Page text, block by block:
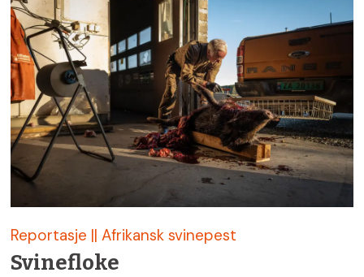
Reportasje || Afrikansk svinepest
Svinefloke